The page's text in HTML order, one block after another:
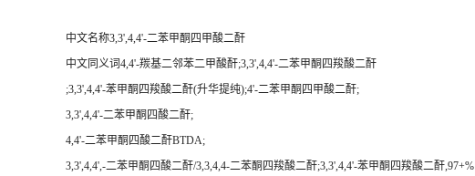
中文名称3,3',4,4'-二苯甲酮四甲酸二酐
中文同义词4,4'-羰基二邻苯二甲酸酐;3,3',4,4'-二苯甲酮四羧酸二酐
;3,3',4,4'-苯甲酮四羧酸二酐(升华提纯);4'-二苯甲酮四甲酸二酐;
3,3',4,4'-二苯甲酮四酸二酐;
4,4'-二苯甲酮四酸二酐BTDA;
3,3',4,4',-二苯甲酮四酸二酐/3,3,4,4-二苯酮四羧酸二酐;3,3',4,4'-苯甲酮四羧酸二酐,97+%